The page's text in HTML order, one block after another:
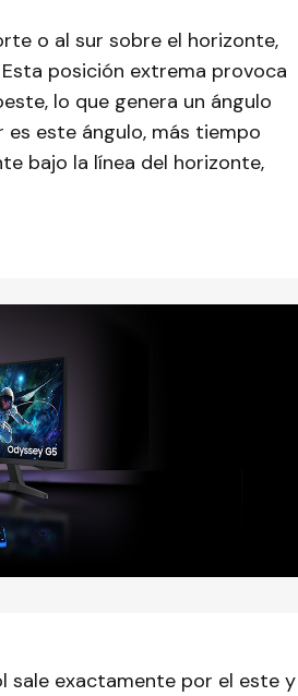
o al sur sobre el horizonte,
posición extrema provoca
lo que genera un ángulo
este ángulo, más tiempo
bajo la línea del horizonte,
sale exactamente por el este y